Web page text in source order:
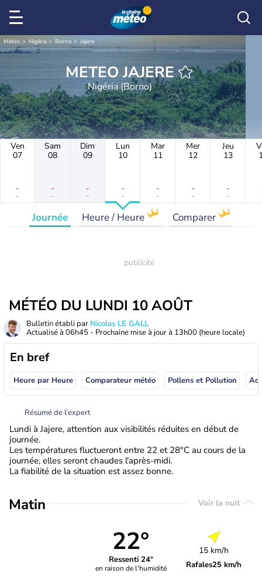
Météo Nigéria Borno Jajere
METEO JAJERE
Nigéria (Borno)
Ven
07
-
-
Sam
08
-
-
Dim
09
-
-
Lun
10
-
-
Mar
11
-
-
Mer
12
-
-
Jeu
13
-
-
Journée Heure / Heure Comparer
MÉTÉO DU LUNDI 10 AOÛT
Bulletin établi par Nicolas LE GALL
Actualisé à 06h45 - Prochaine mise à jour à 13h00 (heure locale)
En bref
Heure par Heure Comparateur météo Pollens et Pollution
Résumé de l’expert
Lundi à Jajere, attention aux visibilités réduites en début de
journée.
Les températures fluctueront entre 22 et 28°C au cours de la
journée, elles seront chaudes l'après-midi.
La fiabilité de la situation est assez bonne.
Matin Voir la nuit
22°
Ressenti 24°
en raison de l'humidité
15 km/h
Rafales25 km/h